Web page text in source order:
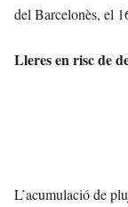
del Barcelonès, el
Lleres en risc de
L’acumulació de